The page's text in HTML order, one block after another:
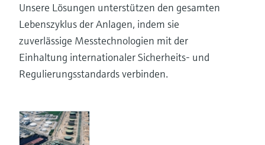
Unsere Lösungen unterstützen den gesamten
Lebenszyklus der Anlagen, indem sie
zuverlässige Messtechnologien mit der
Einhaltung internationaler Sicherheits- und
Regulierungsstandards verbinden.